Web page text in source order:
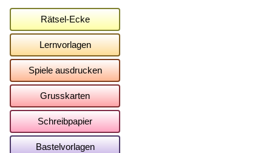
Rätsel-Ecke
Lernvorlagen
Spiele ausdrucken
Grusskarten
Schreibpapier
Bastelvorlagen